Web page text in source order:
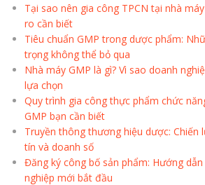
Tại sao nên gia công TPCN tại nhà
ro cần biết
Tiêu chuẩn GMP trong dược phẩm:
trọng không thể bỏ qua
Nhà máy GMP là gì? Vì sao doanh
lựa chọn
Quy trình gia công thực phẩm chức
GMP bạn cần biết
Truyền thông thương hiệu dược: Chiến
tín và doanh số
Đăng ký công bố sản phẩm: Hướng
nghiệp mới bắt đầu